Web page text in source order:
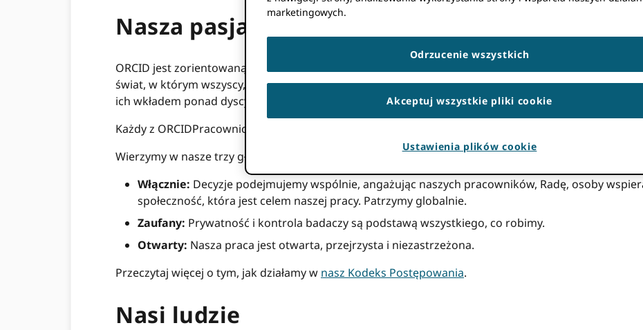
Nasza pasja
ORCID jest zorientowaną na misję, wspieraną przez członków, zarządzaną przez społeczność
świat, w którym wszyscy, którzy uczestniczą w badaniach, stypendiach i innowacjach, są
ich wkładem ponad dyscyplinami, granicami i czasem.
Każdy z ORCIDPracownicy firmy są również oddani tej wizji.
Wierzymy w nasze trzy główne wartości i działamy zgodnie z nimi, ORCID stara się być:
Włącznie: Decyzje podejmujemy wspólnie, angażując naszych pracowników, Radę, osoby
społeczność, która jest celem naszej pracy. Patrzymy globalnie.
Zaufany: Prywatność i kontrola badaczy są podstawą wszystkiego, co robimy.
Otwarty: Nasza praca jest otwarta, przejrzysta i niezastrzeżona.
Przeczytaj więcej o tym, jak działamy w nasz Kodeks Postępowania.
Nasi ludzie
marketingowych.
Odrzucenie wszystkich
Akceptuj wszystkie pliki cookie
Ustawienia plików cookie